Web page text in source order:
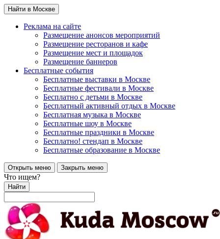
Найти в Москве
Реклама на сайте
Размещение анонсов мероприятий
Размещение ресторанов и кафе
Размещение мест и площадок
Размещение баннеров
Бесплатные события
Бесплатные выставки в Москве
Бесплатные фестивали в Москве
Бесплатно с детьми в Москве
Бесплатный активный отдых в Москве
Бесплатная музыка в Москве
Бесплатные шоу в Москве
Бесплатные праздники в Москве
Бесплатно! стендап в Москве
Бесплатные образование в Москве
Открыть меню Закрыть меню
Что ищем?
Найти